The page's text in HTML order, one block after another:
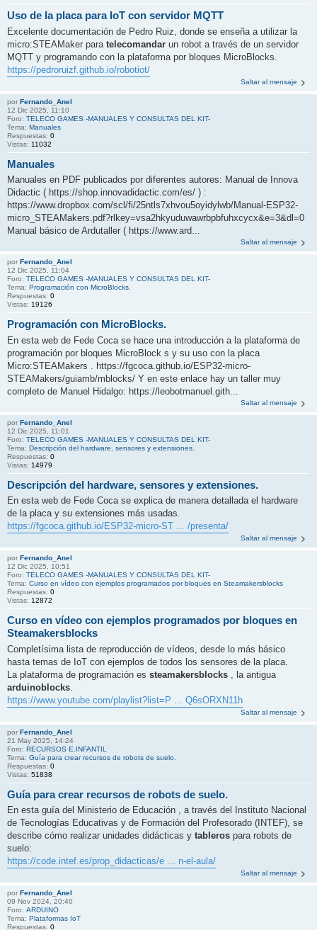
Uso de la placa para IoT con servidor MQTT
Excelente documentación de Pedro Ruiz, donde se enseña a utilizar la
micro:STEAMaker para telecomandar un robot a través de un servidor
MQTT y programando con la plataforma por bloques MicroBlocks.
https://pedroruizf.github.io/robotiot/
Saltar al mensaje
por Fernando_Anel
12 Dic 2025, 11:10
Foro: TELECO GAMES -MANUALES Y CONSULTAS DEL KIT-
Tema: Manuales
Respuestas: 0
Vistas: 11032
Manuales
Manuales en PDF publicados por diferentes autores: Manual de Innova
Didactic ( https://shop.innovadidactic.com/es/ ) :
https://www.dropbox.com/scl/fi/25ntls7xhvou5oyidylwb/Manual-ESP32-
micro_STEAMakers.pdf?rlkey=vsa2hkyuduwawrbpbfuhxcycx&e=3&dl=0
Manual básico de Ardutaller ( https://www.ard...
Saltar al mensaje
por Fernando_Anel
12 Dic 2025, 11:04
Foro: TELECO GAMES -MANUALES Y CONSULTAS DEL KIT-
Tema: Programación con MicroBlocks.
Respuestas: 0
Vistas: 19126
Programación con MicroBlocks.
En esta web de Fede Coca se hace una introducción a la plataforma de
programación por bloques MicroBlock s y su uso con la placa
Micro:STEAMakers . https://fgcoca.github.io/ESP32-micro-
STEAMakers/guiamb/mblocks/ Y en este enlace hay un taller muy
completo de Manuel Hidalgo: https://leobotmanuel.gith...
Saltar al mensaje
por Fernando_Anel
12 Dic 2025, 11:01
Foro: TELECO GAMES -MANUALES Y CONSULTAS DEL KIT-
Tema: Descripción del hardware, sensores y extensiones.
Respuestas: 0
Vistas: 14979
Descripción del hardware, sensores y extensiones.
En esta web de Fede Coca se explica de manera detallada el hardware
de la placa y su extensiones más usadas.
https://fgcoca.github.io/ESP32-micro-ST ... /presenta/
Saltar al mensaje
por Fernando_Anel
12 Dic 2025, 10:51
Foro: TELECO GAMES -MANUALES Y CONSULTAS DEL KIT-
Tema: Curso en vídeo con ejemplos programados por bloques en Steamakersblocks
Respuestas: 0
Vistas: 12872
Curso en vídeo con ejemplos programados por bloques en
Steamakersblocks
Completísima lista de reproducción de vídeos, desde lo más básico
hasta temas de IoT con ejemplos de todos los sensores de la placa.
La plataforma de programación es steamakersblocks , la antigua
arduinoblocks
https://www.youtube.com/playlist?list=P ... Q6sORXN11h
Saltar al mensaje
por Fernando_Anel
21 May 2025, 14:24
Foro: RECURSOS E.INFANTIL
Tema: Guía para crear recursos de robots de suelo.
Respuestas: 0
Vistas: 51838
Guía para crear recursos de robots de suelo.
En esta guía del Ministerio de Educación , a través del Instituto Nacional
de Tecnologías Educativas y de Formación del Profesorado (INTEF), se
describe cómo realizar unidades didácticas y tableros para robots de
suelo:
https://code.intef.es/prop_didacticas/e ... n-el-aula/
Saltar al mensaje
por Fernando_Anel
09 Nov 2024, 20:40
Foro: ARDUINO
Tema: Plataformas IoT
Respuestas: 0